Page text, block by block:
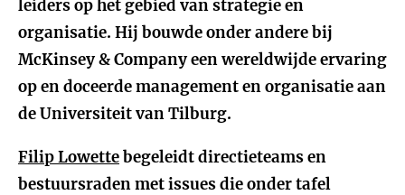
leiders op het gebied van strategie en
organisatie. Hij bouwde onder andere bij
McKinsey & Company een wereldwijde ervaring
op en doceerde management en organisatie aan
de Universiteit van Tilburg.
Filip Lowettebegeleidt directieteams en
bestuursraden met issues die onder tafel